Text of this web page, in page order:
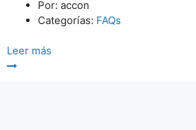
Por: accon
Categorías: FAQs
Leer más